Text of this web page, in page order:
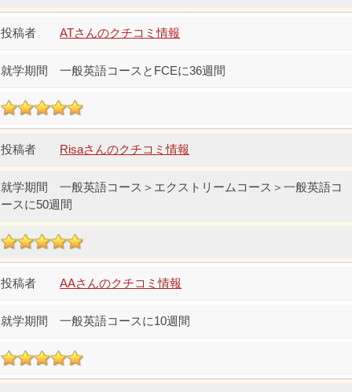
ATさんのクチコミ情報
一般英語コースとFCEに36週間
Risaさんのクチコミ情報
一般英語コース＞エクストリームコース＞一般英語コ
ースに50週間
AAさんのクチコミ情報
一般英語コースに10週間